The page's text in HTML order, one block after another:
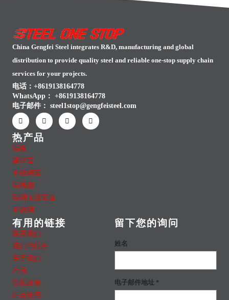
China Gengfei Steel integrates R&D, manufacturing and global
distribution to provide quality steel and reliable one-stop supply chain
services for your projects.
电话：+8619138164778
WhatsApp： +8619138164778
电子邮件： steel1stop@gengfeisteel.com
热产品
铝板
镀锌管
不锈钢管
铝线圈
碳钢无缝管道
不锈钢
有用的链接
联系我们
我们的服务
关于我们
产品
隐私政策
站点地图
留下您的询问
姓名
电子邮件地址 *